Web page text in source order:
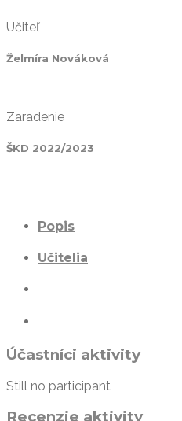
Učiteľ
Želmíra Nováková
Zaradenie
ŠKD 2022/2023
Popis
Učitelia
Účastníci aktivity
Still no participant
Recenzie aktivity